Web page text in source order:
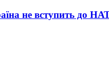
не вступить до